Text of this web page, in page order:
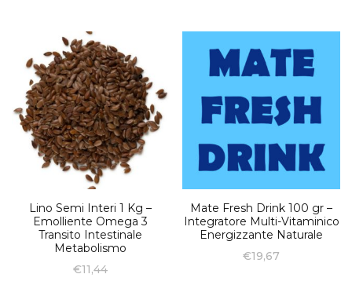
Lino Semi Interi 1 Kg –
Emolliente Omega 3
Transito Intestinale
Metabolismo
€11,44
Mate Fresh Drink 100 gr –
Integratore Multi-Vitaminico
Energizzante Naturale
€19,67